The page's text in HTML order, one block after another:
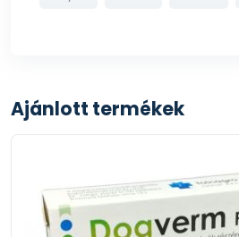
Ajánlott termékek